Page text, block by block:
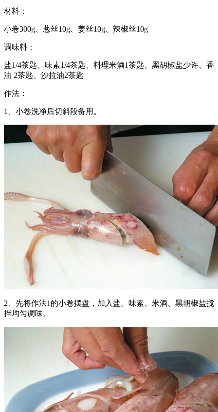
材料：
小卷300g、葱丝10g、姜丝10g、辣椒丝10g
调味料：
盐1/4茶匙、味素1/4茶匙、料理米酒1茶匙、黑胡椒盐少许、香
油 2茶匙、沙拉油2茶匙
作法：
1、小卷洗净后切斜段备用。
2、先将作法1的小卷摆盘，加入盐、味素、米酒、黑胡椒盐搅
拌均匀调味。